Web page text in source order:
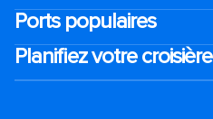
Ports populaires
Planifiez votre croisière